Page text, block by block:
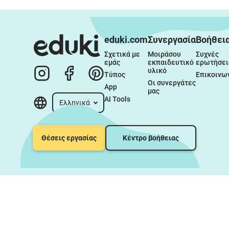
Ελληνικά
eduki.com
Σχετικά με
εμάς
Τύπος
App
AI Tools
Συνεργασία
Μοιράσου
εκπαιδευτικό
υλικό
Οι συνεργάτες
μας
Συχνές
Θέσεις εργασίας Κέντρο βοήθειας